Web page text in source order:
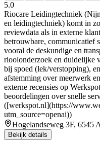
5.0
Riocare Leidingtechniek
en leidingtechniek) komt in
reviewdata als in externe
betrouwbare, communicatief
vooral de deskundige en
rioolonderzoek en duidelijke
bij spoed (lek/verstopping),
afstemming over meerwerk
externe recensies op
beoordelingen over snelle
([werkspot.nl](https://
utm_source=openai))
Hogelandseweg 3F, 6545
Bekijk details